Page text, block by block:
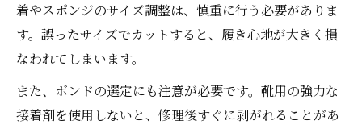
着やスポンジのサイズ調整は、慎重に行う必要がありま
す。誤ったサイズでカットすると、履き心地が大きく損
なわれてしまいます。
また、ボンドの選定にも注意が必要です。靴用の強力な
接着剤を使用しないと、修理後すぐに剥がれることがあ